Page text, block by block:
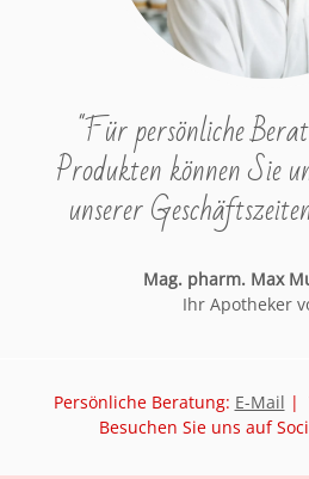
"Für persönliche
Produkten können Sie
unserer
Mag. pharm. Max
Ihr Apotheker
Persönliche Beratung: E-Mail |
Besuchen Sie uns auf